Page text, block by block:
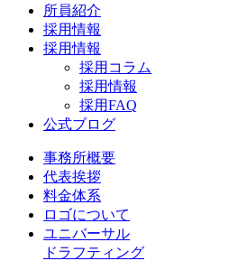
所員紹介
採用情報
採用情報
採用コラム
採用情報
採用FAQ
公式ブログ
事務所概要
代表挨拶
料金体系
ロゴについて
ユニバーサル
ドラフティング